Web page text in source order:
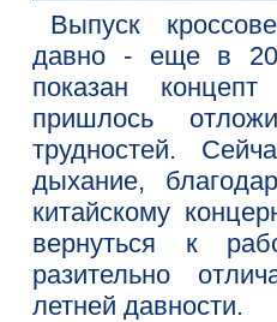
Выпуск
давно - еще в
показан концепт
пришлось
трудностей.
дыхание,
китайскому
вернуться к
разительно
летней давности.